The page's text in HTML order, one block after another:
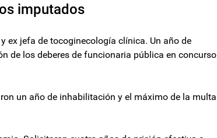
imputados
ex jefa de tocoginecología clínica. Un año de
de los deberes de funcionaria pública en concurso
un año de inhabilitación y el máximo de la multa